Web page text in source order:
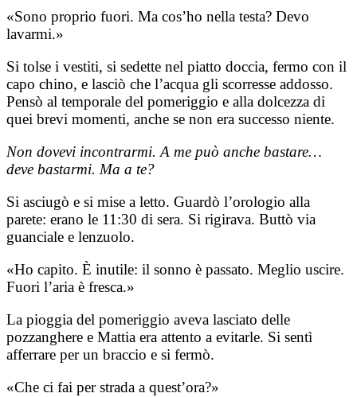
​«Sono proprio fuori. Ma cos’ho nella testa? Devo
lavarmi.»
​Si tolse i vestiti, si sedette nel piatto doccia, fermo con il
capo chino, e lasciò che l’acqua gli scorresse addosso.
Pensò al temporale del pomeriggio e alla dolcezza di
quei brevi momenti, anche se non era successo niente.
​Non dovevi incontrarmi. A me può anche bastare…
deve bastarmi. Ma a te?
​Si asciugò e si mise a letto. Guardò l’orologio alla
parete: erano le 11:30 di sera. Si rigirava. Buttò via
guanciale e lenzuolo.
​«Ho capito. È inutile: il sonno è passato. Meglio uscire.
Fuori l’aria è fresca.»
​La pioggia del pomeriggio aveva lasciato delle
pozzanghere e Mattia era attento a evitarle. Si sentì
afferrare per un braccio e si fermò.
​«Che ci fai per strada a quest’ora?»